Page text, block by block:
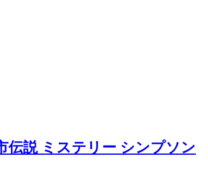
伝説 ミステリー シンプソン